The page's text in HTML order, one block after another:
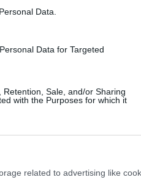
Data.
Data for Targeted
Sale, and/or Sharing
with the Purposes for which it
related to advertising like